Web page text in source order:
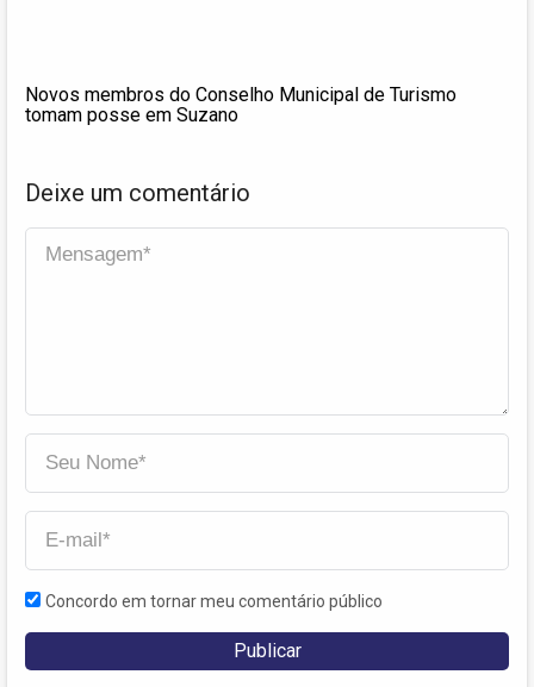
Novos membros do Conselho Municipal de Turismo
tomam posse em Suzano
Deixe um comentário
Concordo em tornar meu comentário público